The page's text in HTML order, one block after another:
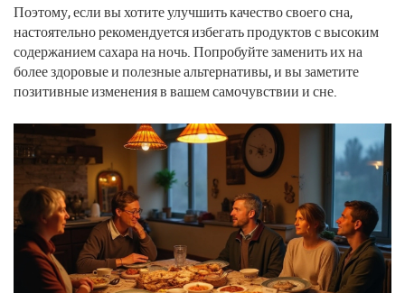
Поэтому, если вы хотите улучшить качество своего сна,
настоятельно рекомендуется избегать продуктов с высоким
содержанием сахара на ночь. Попробуйте заменить их на
более здоровые и полезные альтернативы, и вы заметите
позитивные изменения в вашем самочувствии и сне.